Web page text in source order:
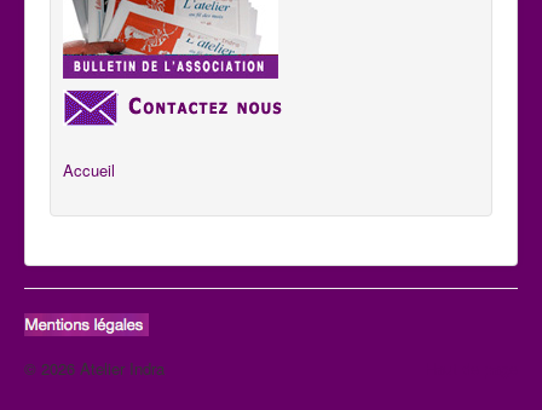
Accueil
© 2026 Atelier Indra